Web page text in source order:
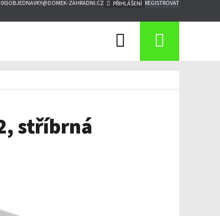
OBJEDNAVKY@DOMEK-ZAHRADNI.CZ PŘIHLÁŠENÍ REGISTROVAT
Hledat
stříbrná